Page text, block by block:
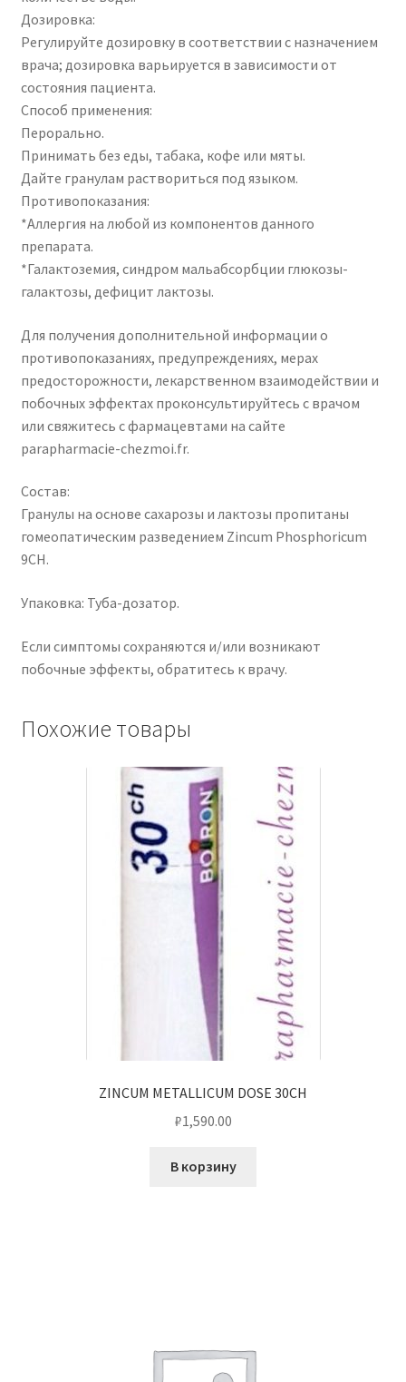
Дозировка:
Регулируйте дозировку в соответствии с назначением
врача; дозировка варьируется в зависимости от
состояния пациента.
Способ применения:
Перорально.
Принимать без еды, табака, кофе или мяты.
Дайте гранулам раствориться под языком.
Противопоказания:
*Аллергия на любой из компонентов данного
препарата.
*Галактоземия, синдром мальабсорбции глюкозы-
галактозы, дефицит лактозы.
Для получения дополнительной информации о
противопоказаниях, предупреждениях, мерах
предосторожности, лекарственном взаимодействии и
побочных эффектах проконсультируйтесь с врачом
или свяжитесь с фармацевтами на сайте
parapharmacie-chezmoi.fr.
Состав:
Гранулы на основе сахарозы и лактозы пропитаны
гомеопатическим разведением Zincum Phosphoricum
9CH.
Упаковка: Туба-дозатор.
Если симптомы сохраняются и/или возникают
побочные эффекты, обратитесь к врачу.
Похожие товары
ZINCUM METALLICUM DOSE 30CH
₽1,590.00
В корзину